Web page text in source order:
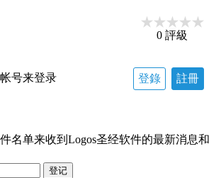
0 評級
号来登录 登錄 註冊
名单来收到Logos圣经软件的最新消息和
登记